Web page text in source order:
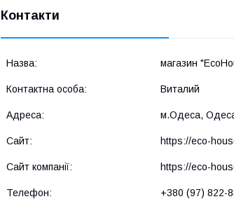
Контакти
магазин
Виталий
м.Одеса,
https://eco-
https://eco-
+380 (97) 822-